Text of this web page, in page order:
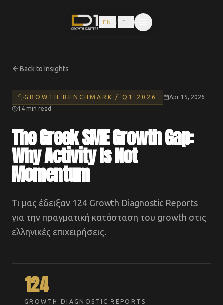
EN / EL
Back to Insights
GROWTH BENCHMARK / Q1 2026
Apr 15, 2026
14 min read
The Greek SME Growth Gap:
Why Activity Is Not
Momentum
Τι μας έδειξαν 124 Growth Diagnostic Reports
για την πραγματική κατάσταση του growth στις
ελληνικές επιχειρήσεις.
124
GROWTH DIAGNOSTIC REPORTS